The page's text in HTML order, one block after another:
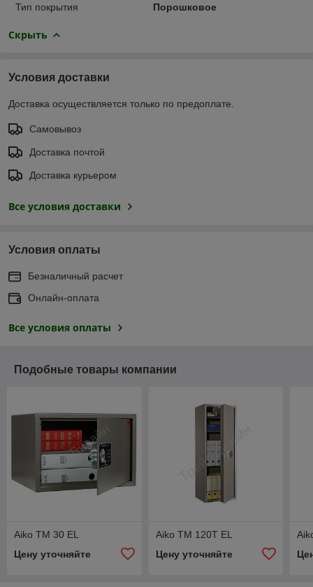
Тип покрытия
Порошковое
Скрыть
Условия доставки
Доставка осуществляется только по предоплате.
Самовывоз
Доставка почтой
Доставка курьером
Все условия доставки
Условия оплаты
Безналичный расчет
Онлайн-оплата
Все условия оплаты
Подобные товары компании
Aiko ТМ 30 EL
Цену уточняйте
Aiko ТМ 120T EL
Цену уточняйте